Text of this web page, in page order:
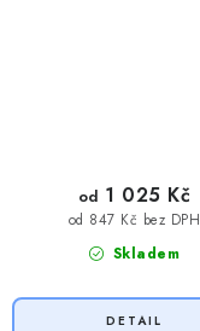
Skladem
od 847 Kč bez DPH
od 1 025 Kč